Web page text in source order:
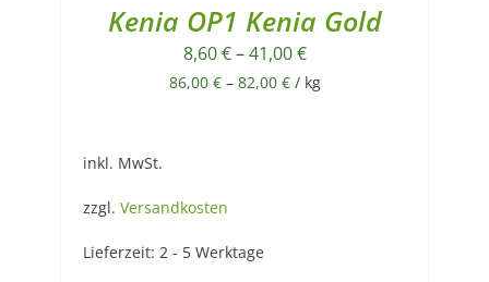
Kenia OP1 Kenia Gold
8,60€–41,00€
86,00 €– 82,00 €/ kg
inkl. MwSt.
zzgl. Versandkosten
Lieferzeit: 2 - 5 Werktage